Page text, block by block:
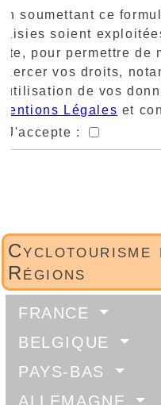
Cyclotourisme
Régions
FRANCE
BELGIQUE
PAYS-BAS
ALLEMAGNE
soumettant ce
soient
pour permettre de
vos droits,
de vos
Légales et
J'accepte :